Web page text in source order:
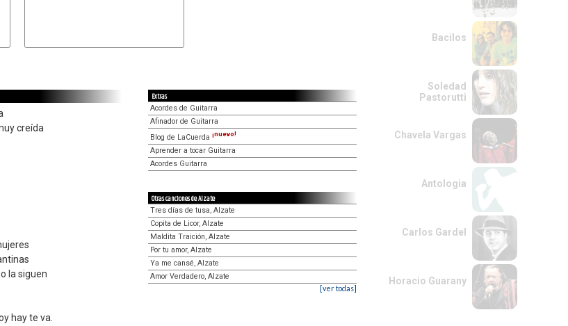
creída
la siguen
hay te va.
Extras
Acordes de Guitarra
Afinador de Guitarra
Blog de LaCuerda ¡nuevo!
Aprender a tocar Guitarra
Acordes Guitarra
Otras canciones de Alzate
Tres días de tusa, Alzate
Copita de Licor, Alzate
Maldita Traición, Alzate
Por tu amor, Alzate
Ya me cansé, Alzate
Amor Verdadero, Alzate
[ver todas]
Bacilos
Soledad
Pastorutti
Chavela Vargas
Antologia
Carlos Gardel
Horacio Guarany